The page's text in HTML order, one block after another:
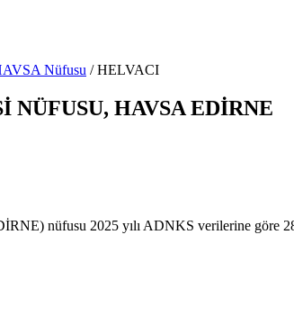
Nüfusu /HELVACI
NÜFUSU, HAVSA EDİRNE
nüfusu 2025 yılı ADNKS verilerine göre